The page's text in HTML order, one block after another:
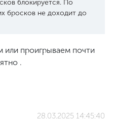
блокируется. По
бросков не доходит до
или проигрываем почти
.
28.03.2025 14:45:40